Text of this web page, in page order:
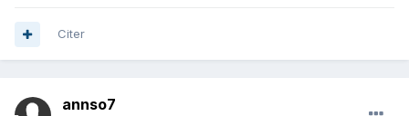
Citer
annso7